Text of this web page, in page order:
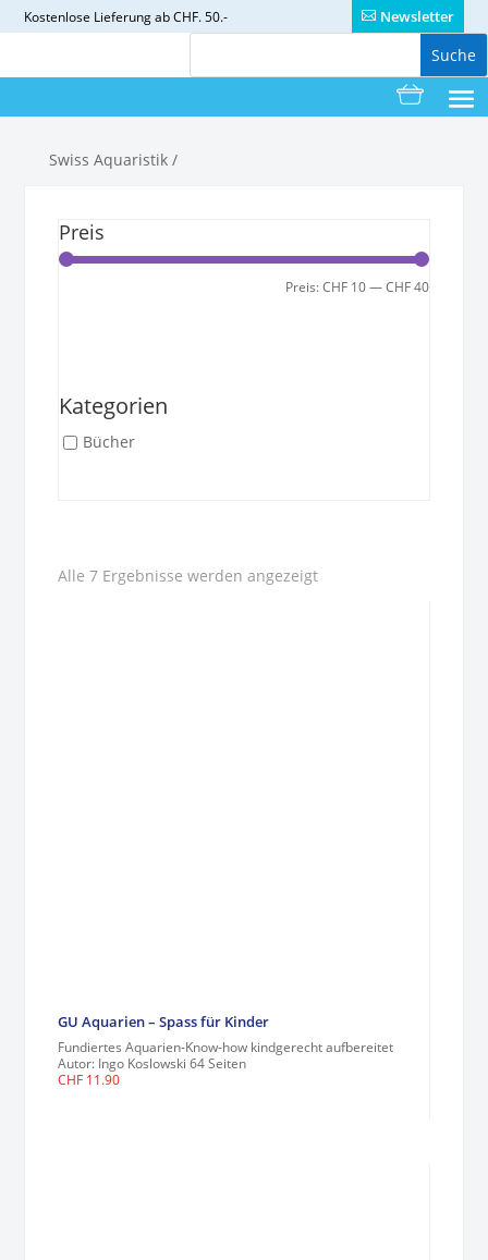
Kostenlose Lieferung ab CHF. 50.- Newsletter
Swiss Aquaristik/
Preis
Min.
Max.
Preis:CHF 10—CHF 40
Kategorien
Bücher
Alle 7 Ergebnisse werden angezeigt
GU Aquarien – Spass für Kinder
Fundiertes Aquarien-Know-how kindgerecht aufbereitet
Autor: Ingo Koslowski 64 Seiten
CHF 11.90